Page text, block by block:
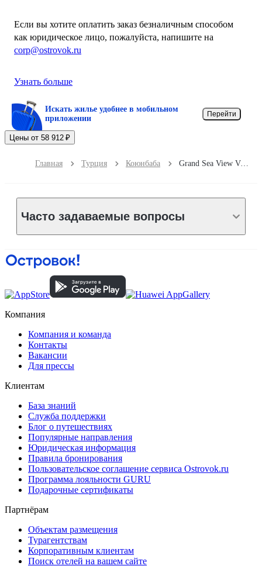
Если вы хотите оплатить заказ безналичным способом
как юридическое лицо, пожалуйста, напишите на
corp@ostrovok.ru
Узнать больше
Искать жилье удобнее в мобильном
приложении
Перейти
Цены от 58 912 ₽
Главная Турция Коюнбаба Grand Sea View Villa
Часто задаваемые вопросы
Компания
Компания и команда
Контакты
Вакансии
Для прессы
Клиентам
База знаний
Служба поддержки
Блог о путешествиях
Популярные направления
Юридическая информация
Правила бронирования
Пользовательское соглашение сервиса Ostrovok.ru
Программа лояльности GURU
Подарочные сертификаты
Партнёрам
Объектам размещения
Турагентствам
Корпоративным клиентам
Поиск отелей на вашем сайте